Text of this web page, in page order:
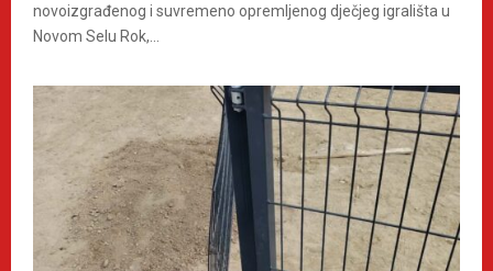
novoizgrađenog i suvremeno opremljenog dječjeg igrališta u
Novom Selu Rok,...